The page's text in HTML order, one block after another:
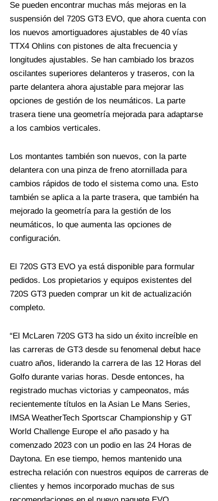
Se pueden encontrar muchas más mejoras en la
suspensión del 720S GT3 EVO, que ahora cuenta con
los nuevos amortiguadores ajustables de 40 vías
TTX4 Ohlins con pistones de alta frecuencia y
longitudes ajustables. Se han cambiado los brazos
oscilantes superiores delanteros y traseros, con la
parte delantera ahora ajustable para mejorar las
opciones de gestión de los neumáticos. La parte
trasera tiene una geometría mejorada para adaptarse
a los cambios verticales.
Los montantes también son nuevos, con la parte
delantera con una pinza de freno atornillada para
cambios rápidos de todo el sistema como una. Esto
también se aplica a la parte trasera, que también ha
mejorado la geometría para la gestión de los
neumáticos, lo que aumenta las opciones de
configuración.
El 720S GT3 EVO ya está disponible para formular
pedidos. Los propietarios y equipos existentes del
720S GT3 pueden comprar un kit de actualización
completo.
“El McLaren 720S GT3 ha sido un éxito increíble en
las carreras de GT3 desde su fenomenal debut hace
cuatro años, liderando la carrera de las 12 Horas del
Golfo durante varias horas. Desde entonces, ha
registrado muchas victorias y campeonatos, más
recientemente títulos en la Asian Le Mans Series,
IMSA WeatherTech Sportscar Championship y GT
World Challenge Europe el año pasado y ha
comenzado 2023 con un podio en las 24 Horas de
Daytona. En ese tiempo, hemos mantenido una
estrecha relación con nuestros equipos de carreras de
clientes y hemos incorporado muchas de sus